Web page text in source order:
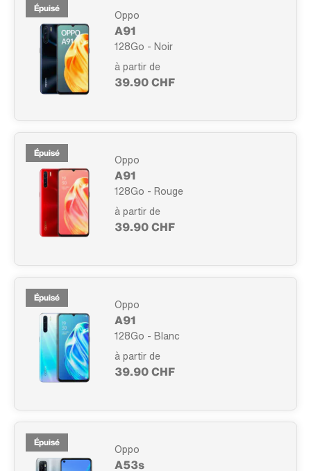
Épuisé Oppo
A91
128Go - Noir
à partir de
39.90 CHF
Épuisé Oppo
A91
128Go - Rouge
à partir de
39.90 CHF
Épuisé Oppo
A91
128Go - Blanc
à partir de
39.90 CHF
Épuisé Oppo
A53s